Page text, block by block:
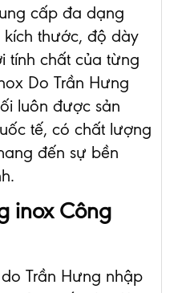
cấp đa dạng
thước, độ dày
tính chất của từng
Do Trần Hưng
luôn được sản
tế, có chất lượng
đến sự bền
inox Công
Trần Hưng nhập